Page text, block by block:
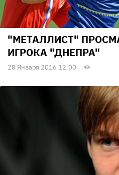
"МЕТАЛЛИСТ"
ИГРОКА "ДНЕПРА"
28 Января 2016 12:00